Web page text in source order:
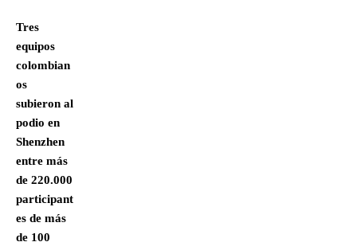
Tres
equipos
colombian
os
subieron al
podio en
Shenzhen
entre más
de 220.000
participant
es de más
de 100